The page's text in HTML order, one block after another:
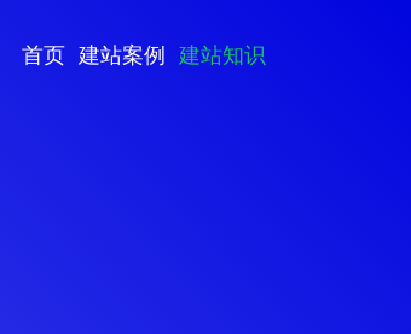
首页 建站案例 建站知识